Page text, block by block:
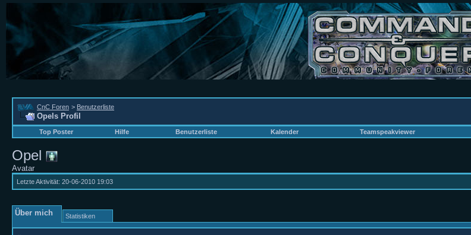
CnC Foren > Benutzerliste
Opels Profil
Top Poster
Hilfe Benutzerliste Kalender Teamspeakviewer
Opel
Avatar
Letzte Aktivität: 20-06-2010 19:03
Über mich Statistiken